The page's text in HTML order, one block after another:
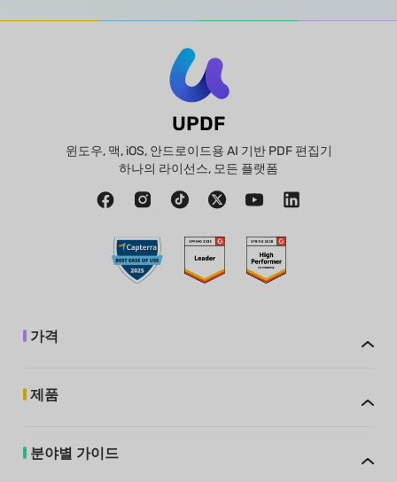
UPDF
윈도우, 맥, iOS, 안드로이드용 AI 기반 PDF 편집기
하나의 라이선스, 모든 플랫폼
가격
제품
분야별 가이드